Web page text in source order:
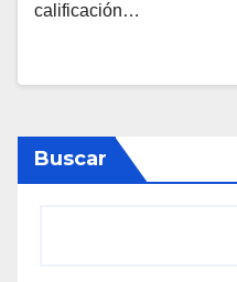
calificación…
Buscar